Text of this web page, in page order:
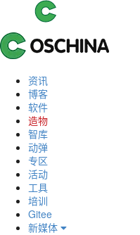
资讯
博客
软件
造物
智库
动弹
专区
活动
工具
培训
Gitee
新媒体